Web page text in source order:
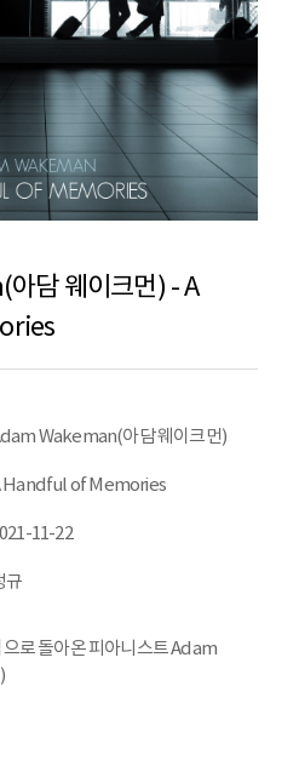
담 웨이크먼) - A
Wakeman(아담 웨이크먼)
Handful of Memories
11-22
규
로 돌아온 피아니스트 Adam